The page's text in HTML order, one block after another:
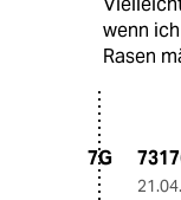
wenn
Rasen
7G